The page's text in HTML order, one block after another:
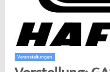
Veranstaltungen